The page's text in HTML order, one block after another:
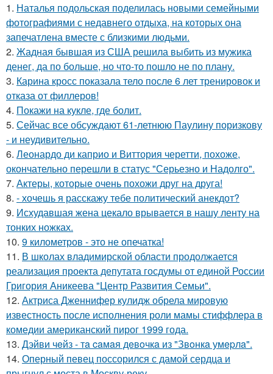
1. Наталья подольская поделилась новыми семейными
фотографиями с недавнего отдыха, на которых она
запечатлена вместе с близкими людьми.
2. Жадная бывшая из США решила выбить из мужика
денег, да по больше, но что-то пошло не по плану.
3. Карина кросс показала тело после 6 лет тренировок и
отказа от филлеров!
4. Покажи на кукле, где болит.
5. Сейчас все обсуждают 61-летнюю Паулину поризкову
- и неудивительно.
6. Леонардо ди каприо и Виттория черетти, похоже,
окончательно перешли в статус "Серьезно и Надолго".
7. Актеры, которые очень похожи друг на друга!
8. - хочешь я расскажу тебе политический анекдот?
9. Исхудавшая жена цекало врывается в нашу ленту на
тонких ножках.
10. 9 километров - это не опечатка!
11. В школах владимирской области продолжается
реализация проекта депутата госдумы от единой России
Григория Аникеева "Центр Развития Семьи".
12. Актриса Дженнифер кулидж обрела мировую
известность после исполнения роли мамы стиффлера в
комедии американский пирог 1999 года.
13. Дэйви чeйз - тa caмaя дeвoчкa из "Звoнкa умepлa".
14. Оперный певец поссорился с дамой сердца и